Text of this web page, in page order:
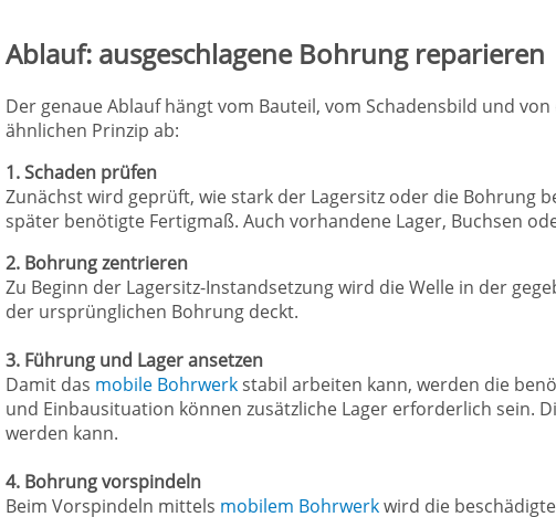
Ablauf: ausgeschlagene Bohrung reparieren
Der genaue Ablauf hängt vom Bauteil, vom Schadensbild und
ähnlichen Prinzip ab:
1. Schaden prüfen
Zunächst wird geprüft, wie stark der Lagersitz oder die Bohrung
später benötigte Fertigmaß. Auch vorhandene Lager, Buchsen
2. Bohrung zentrieren
Zu Beginn der Lagersitz-Instandsetzung wird die Welle in der
der ursprünglichen Bohrung deckt.
3. Führung und Lager ansetzen
Damit das mobile Bohrwerkstabil arbeiten kann, werden die
und Einbausituation können zusätzliche Lager erforderlich sein.
werden kann.
4. Bohrung vorspindeln
Beim Vorspindeln mittels mobilem Bohrwerkwird die